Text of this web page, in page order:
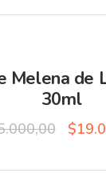
Melena de
30ml
$